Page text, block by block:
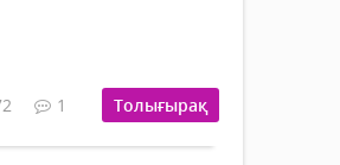
1 Толығырақ